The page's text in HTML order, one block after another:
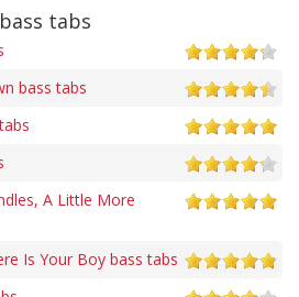
tabs
bass tabs
A Little More
Is Your Boy bass tabs